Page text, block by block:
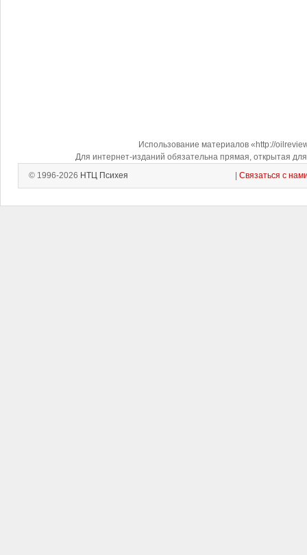
Использование материалов «http://
Для интернет-изданий обязательна прямая, открытая
© 1996-2026 НТЦ Психея Связаться с